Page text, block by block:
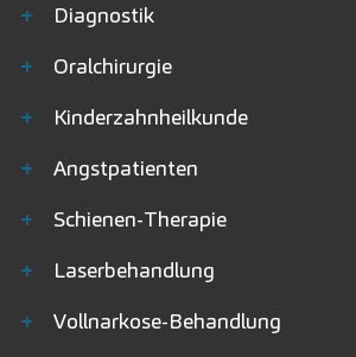
+
Diagnostik
+
Oralchirurgie
+
Kinderzahnheilkunde
+
Angstpatienten
+
Schienen-Therapie
+
Laserbehandlung
+
Vollnarkose-Behandlung